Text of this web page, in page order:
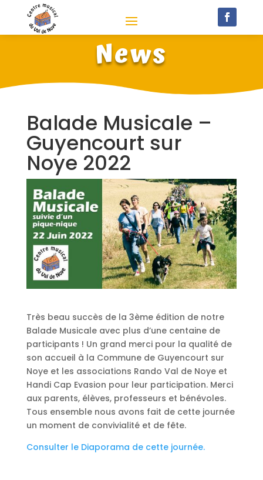
News
Balade Musicale –
Guyencourt sur
Noye 2022
Très beau succès de la 3ème édition de notre
Balade Musicale avec plus d’une centaine de
participants ! Un grand merci pour la qualité de
son accueil à la Commune de Guyencourt sur
Noye et les associations Rando Val de Noye et
Handi Cap Evasion pour leur participation. Merci
aux parents, élèves, professeurs et bénévoles.
Tous ensemble nous avons fait de cette journée
un moment de convivialité et de fête.
Consulter le Diaporama de cette journée.